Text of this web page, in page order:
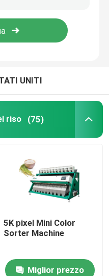
selezionatore
sesamo
UNITI
riso (75)
5K pixel Mini Color
Sorter Machine
Miglior prezzo